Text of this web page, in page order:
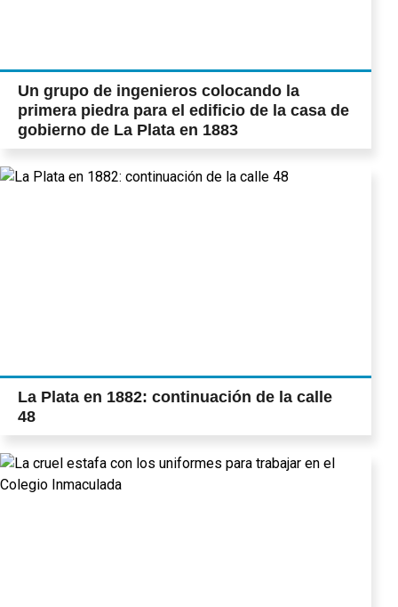
Un grupo de ingenieros colocando la
primera piedra para el edificio de la casa de
gobierno de La Plata en 1883
La Plata en 1882: continuación de la calle
48